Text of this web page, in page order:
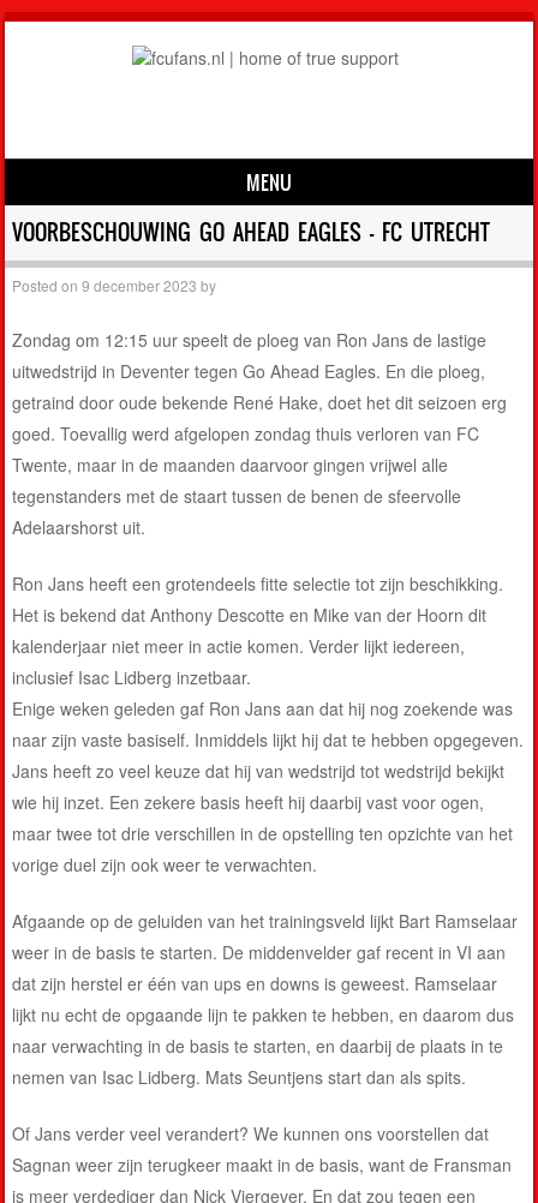
MENU
Skip to content
VOORBESCHOUWING GO AHEAD EAGLES – FC UTRECHT
Posted on9 december 2023 by
Zondag om 12:15 uur speelt de ploeg van Ron Jans de lastige
uitwedstrijd in Deventer tegen Go Ahead Eagles. En die ploeg,
getraind door oude bekende René Hake, doet het dit seizoen erg
goed. Toevallig werd afgelopen zondag thuis verloren van FC
Twente, maar in de maanden daarvoor gingen vrijwel alle
tegenstanders met de staart tussen de benen de sfeervolle
Adelaarshorst uit.
Ron Jans heeft een grotendeels fitte selectie tot zijn beschikking.
Het is bekend dat Anthony Descotte en Mike van der Hoorn dit
kalenderjaar niet meer in actie komen. Verder lijkt iedereen,
inclusief Isac Lidberg inzetbaar.
Enige weken geleden gaf Ron Jans aan dat hij nog zoekende was
naar zijn vaste basiself. Inmiddels lijkt hij dat te hebben opgegeven.
Jans heeft zo veel keuze dat hij van wedstrijd tot wedstrijd bekijkt
wie hij inzet. Een zekere basis heeft hij daarbij vast voor ogen,
maar twee tot drie verschillen in de opstelling ten opzichte van het
vorige duel zijn ook weer te verwachten.
Afgaande op de geluiden van het trainingsveld lijkt Bart Ramselaar
weer in de basis te starten. De middenvelder gaf recent in VI aan
dat zijn herstel er één van ups en downs is geweest. Ramselaar
lijkt nu echt de opgaande lijn te pakken te hebben, en daarom dus
naar verwachting in de basis te starten, en daarbij de plaats in te
nemen van Isac Lidberg. Mats Seuntjens start dan als spits.
Of Jans verder veel verandert? We kunnen ons voorstellen dat
Sagnan weer zijn terugkeer maakt in de basis, want de Fransman
is meer verdediger dan Nick Viergever. En dat zou tegen een